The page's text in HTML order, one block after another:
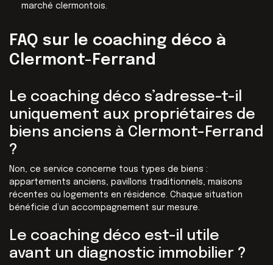
marché clermontois.
FAQ sur le coaching déco à
Clermont-Ferrand
Le coaching déco s’adresse-t-il
uniquement aux propriétaires de
biens anciens à Clermont-Ferrand
?
Non, ce service concerne tous types de biens :
appartements anciens, pavillons traditionnels, maisons
récentes ou logements en résidence. Chaque situation
bénéficie d’un accompagnement sur mesure.
Le coaching déco est-il utile
avant un diagnostic immobilier ?